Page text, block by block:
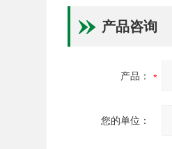
产品咨询
产品：
您的单位：